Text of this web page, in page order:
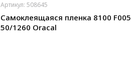
Артикул: 508645
Самоклеящаяся пленка 8100 F005
50/1260 Oracal